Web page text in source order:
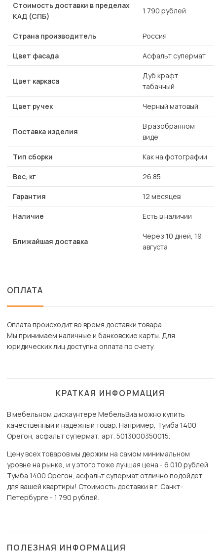
Стоимость доставки в пределах
КАД (СПБ)
1 790 рублей
Страна производитель Россия
Цвет фасада Асфальт супермат
Цвет каркаса
Дуб крафт
табачный
Цвет ручек Черный матовый
Поставка изделия
В разобранном
виде
Тип сборки Как на фотографии
Вес, кг 26.85
Гарантия 12 месяцев
Наличие Есть в наличии
Ближайшая доставка
Через 10 дней, 19
августа
ОПЛАТА
Оплата происходит во время доставки товара.
Мы принимаем наличные и банковские карты. Для
юридических лиц доступна оплата по счету.
КРАТКАЯ ИНФОРМАЦИЯ
В мебельном дискаунтере МебельВиа можно купить
качественный и надёжный товар. Например, Тумба 1400
Орегон, асфальт супермат, арт. 5013000350015.
Цену всех товаров мы держим на самом минимальном
уровне на рынке, и у этого тоже лучшая цена - 6 010 рублей.
Тумба 1400 Орегон, асфальт супермат отлично подойдет
для вашей квартиры! Стоимость доставки в г. Санкт-
Петербурге - 1 790 рублей.
ПОЛЕЗНАЯ ИНФОРМАЦИЯ